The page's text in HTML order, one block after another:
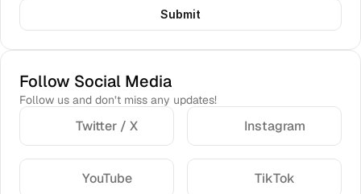
Submit
Follow Social Media
Follow us and don’t miss any updates!
Twitter / X Instagram
YouTube TikTok